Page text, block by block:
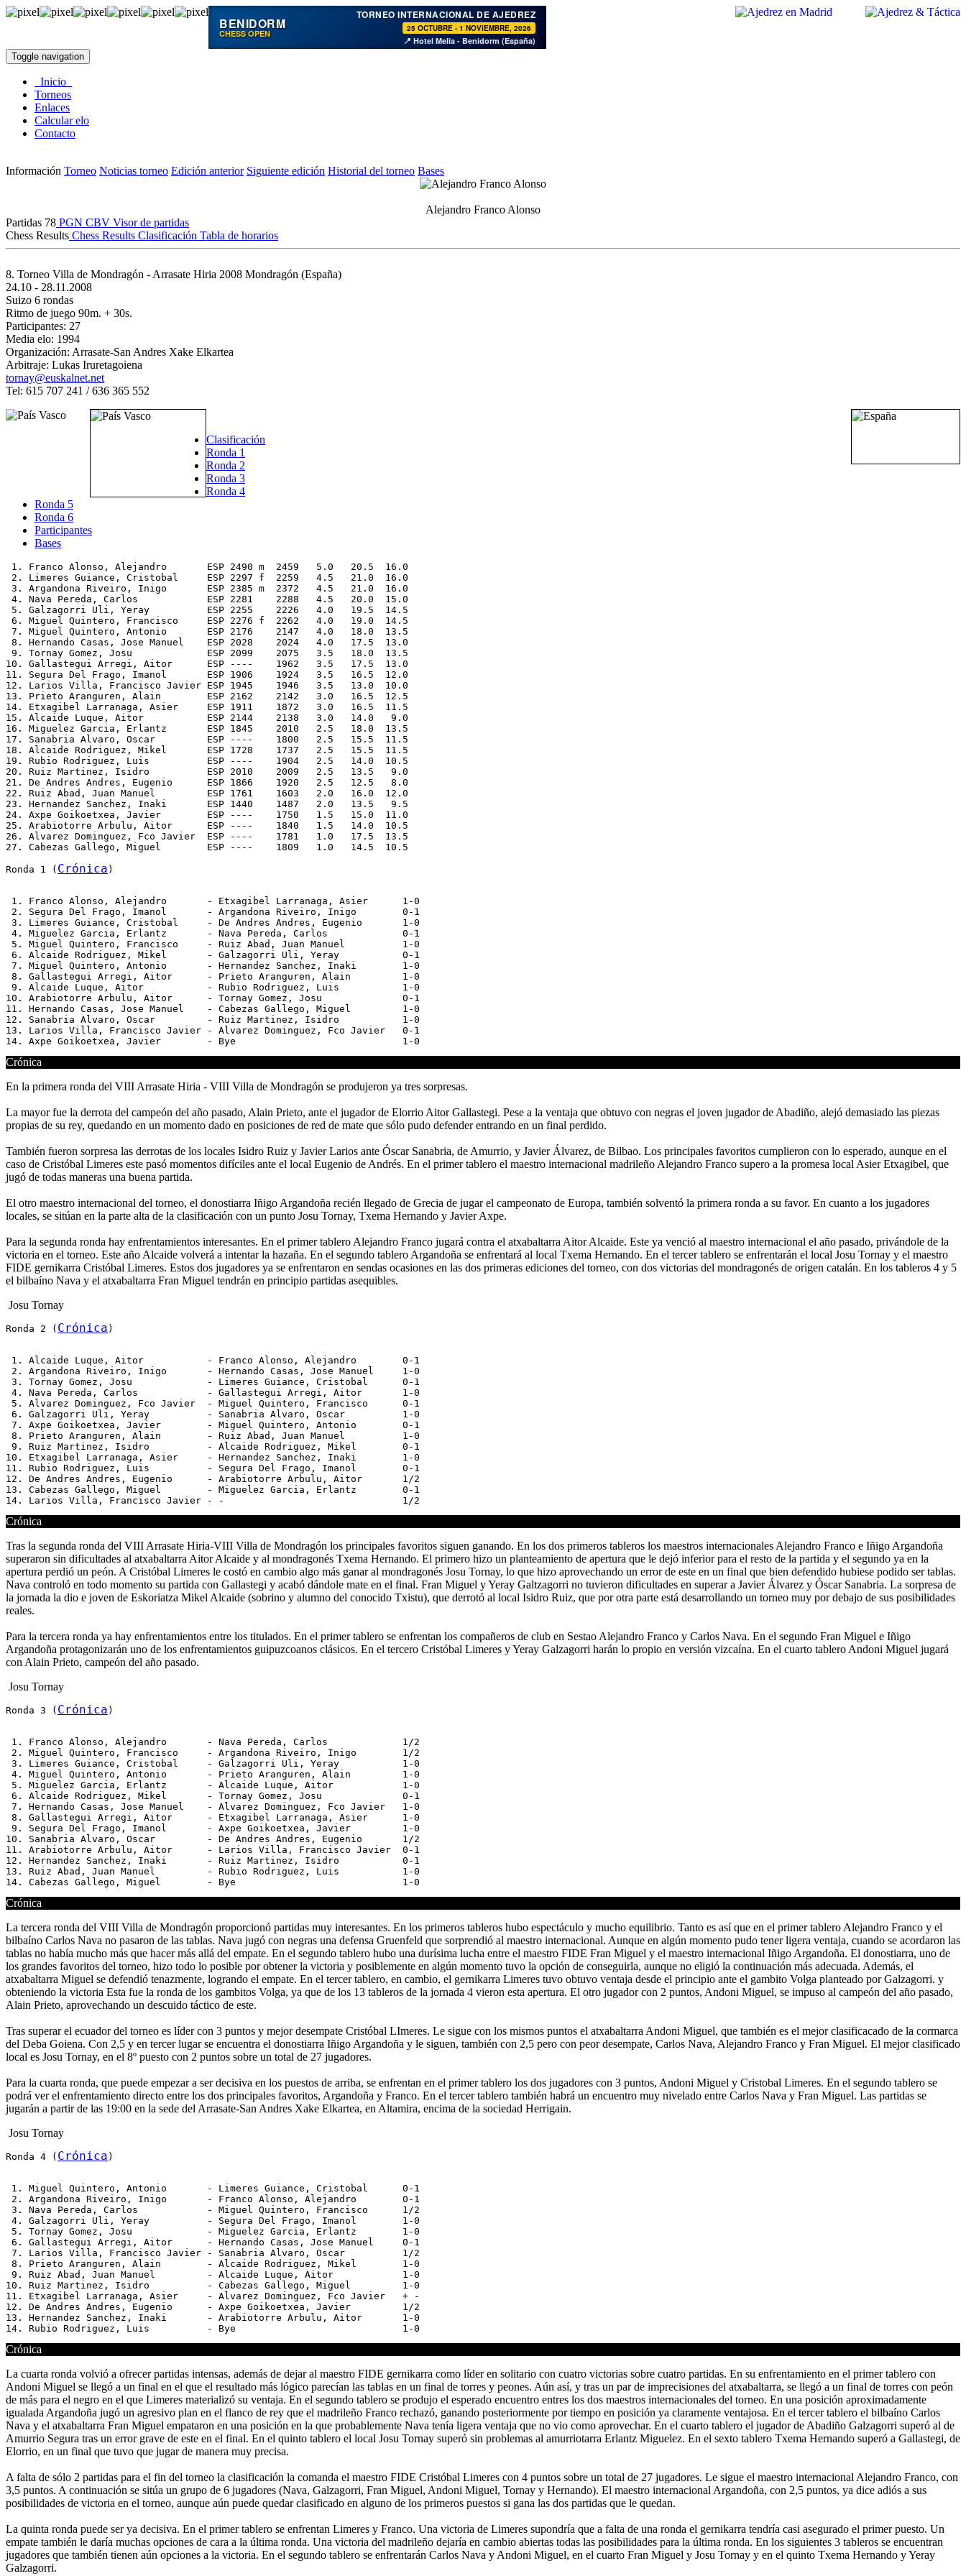
♞
BENIDORM
CHESS OPEN
TORNEO INTERNACIONAL DE AJEDREZ
25 OCTUBRE - 1 NOVIEMBRE, 2026
📍 Hotel Melia - Benidorm (España)
Toggle navigation
Inicio
Torneos
Enlaces
Calcular elo
Contacto
Información Torneo Noticias torneo Edición anterior Siguiente edición Historial del torneo Bases
Alejandro Franco Alonso
Partidas 78 PGN CBV Visor de partidas
Chess Results Chess Results Clasificación Tabla de horarios
8. Torneo Villa de Mondragón - Arrasate Hiria 2008 Mondragón (España)
24.10 - 28.11.2008
Suizo 6 rondas
Ritmo de juego 90m. + 30s.
Participantes: 27
Media elo: 1994
Organización: Arrasate-San Andres Xake Elkartea
Arbitraje: Lukas Iruretagoiena
tornay@euskalnet.net
Tel: 615 707 241 / 636 365 552
Clasificación
Ronda 1
Ronda 2
Ronda 3
Ronda 4
Ronda 5
Ronda 6
Participantes
Bases
1. Franco Alonso, Alejandro       ESP 2490 m  2459   5.0   20.5  16.0
2. Limeres Guiance, Cristobal     ESP 2297 f  2259   4.5   21.0  16.0
3. Argandona Riveiro, Inigo       ESP 2385 m  2372   4.5   21.0  16.0
4. Nava Pereda, Carlos            ESP 2281    2288   4.5   20.0  15.0
5. Galzagorri Uli, Yeray          ESP 2255    2226   4.0   19.5  14.5
6. Miguel Quintero, Francisco     ESP 2276 f  2262   4.0   19.0  14.5
7. Miguel Quintero, Antonio       ESP 2176    2147   4.0   18.0  13.5
8. Hernando Casas, Jose Manuel    ESP 2028    2024   4.0   17.5  13.0
9. Tornay Gomez, Josu             ESP 2099    2075   3.5   18.0  13.5
10. Gallastegui Arregi, Aitor      ESP ----    1962   3.5   17.5  13.0
11. Segura Del Frago, Imanol       ESP 1906    1924   3.5   16.5  12.0
12. Larios Villa, Francisco Javier ESP 1945    1946   3.5   13.0  10.0
13. Prieto Aranguren, Alain        ESP 2162    2142   3.0   16.5  12.5
14. Etxagibel Larranaga, Asier     ESP 1911    1872   3.0   16.5  11.5
15. Alcaide Luque, Aitor           ESP 2144    2138   3.0   14.0   9.0
16. Miguelez Garcia, Erlantz       ESP 1845    2010   2.5   18.0  13.5
17. Sanabria Alvaro, Oscar         ESP ----    1800   2.5   15.5  11.5
18. Alcaide Rodriguez, Mikel       ESP 1728    1737   2.5   15.5  11.5
19. Rubio Rodriguez, Luis          ESP ----    1904   2.5   14.0  10.5
20. Ruiz Martinez, Isidro          ESP 2010    2009   2.5   13.5   9.0
21. De Andres Andres, Eugenio      ESP 1866    1920   2.5   12.5   8.0
22. Ruiz Abad, Juan Manuel         ESP 1761    1603   2.0   16.0  12.0
23. Hernandez Sanchez, Inaki       ESP 1440    1487   2.0   13.5   9.5
24. Axpe Goikoetxea, Javier        ESP ----    1750   1.5   15.0  11.0
25. Arabiotorre Arbulu, Aitor      ESP ----    1840   1.5   14.0  10.5
26. Alvarez Dominguez, Fco Javier  ESP ----    1781   1.0   17.5  13.5
Ronda 1 ( Crónica )
1. Franco Alonso, Alejandro       - Etxagibel Larranaga, Asier      1-0
2. Segura Del Frago, Imanol       - Argandona Riveiro, Inigo        0-1
3. Limeres Guiance, Cristobal     - De Andres Andres, Eugenio       1-0
4. Miguelez Garcia, Erlantz       - Nava Pereda, Carlos             0-1
5. Miguel Quintero, Francisco     - Ruiz Abad, Juan Manuel          1-0
6. Alcaide Rodriguez, Mikel       - Galzagorri Uli, Yeray           0-1
7. Miguel Quintero, Antonio       - Hernandez Sanchez, Inaki        1-0
8. Gallastegui Arregi, Aitor      - Prieto Aranguren, Alain         1-0
9. Alcaide Luque, Aitor           - Rubio Rodriguez, Luis           1-0
10. Arabiotorre Arbulu, Aitor      - Tornay Gomez, Josu              0-1
11. Hernando Casas, Jose Manuel    - Cabezas Gallego, Miguel         1-0
12. Sanabria Alvaro, Oscar         - Ruiz Martinez, Isidro           1-0
13. Larios Villa, Francisco Javier - Alvarez Dominguez, Fco Javier   0-1
Crónica
En la primera ronda del VIII Arrasate Hiria - VIII Villa de Mondragón se produjeron ya tres sorpresas.
La mayor fue la derrota del campeón del año pasado, Alain Prieto, ante el jugador de Elorrio Aitor Gallastegi. Pese a la ventaja que obtuvo con negras el joven jugador de Abadiño, alejó demasiado las piezas
propias de su rey, quedando en un momento dado en posiciones de red de mate que sólo pudo defender entrando en un final perdido.
También fueron sorpresa las derrotas de los locales Isidro Ruiz y Javier Larios ante Óscar Sanabria, de Amurrio, y Javier Álvarez, de Bilbao. Los principales favoritos cumplieron con lo esperado, aunque en el
caso de Cristóbal Limeres este pasó momentos difíciles ante el local Eugenio de Andrés. En el primer tablero el maestro internacional madrileño Alejandro Franco supero a la promesa local Asier Etxagibel, que
jugó de todas maneras una buena partida.
El otro maestro internacional del torneo, el donostiarra Iñigo Argandoña recién llegado de Grecia de jugar el campeonato de Europa, también solventó la primera ronda a su favor. En cuanto a los jugadores
locales, se sitúan en la parte alta de la clasificación con un punto Josu Tornay, Txema Hernando y Javier Axpe.
Para la segunda ronda hay enfrentamientos interesantes. En el primer tablero Alejandro Franco jugará contra el atxabaltarra Aitor Alcaide. Este ya venció al maestro internacional el año pasado, privándole de la
victoria en el torneo. Este año Alcaide volverá a intentar la hazaña. En el segundo tablero Argandoña se enfrentará al local Txema Hernando. En el tercer tablero se enfrentarán el local Josu Tornay y el maestro
FIDE gernikarra Cristóbal Limeres. Estos dos jugadores ya se enfrentaron en sendas ocasiones en las dos primeras ediciones del torneo, con dos victorias del mondragonés de origen catalán. En los tableros 4 y 5
el bilbaíno Nava y el atxabaltarra Fran Miguel tendrán en principio partidas asequibles.
Josu Tornay
Ronda 2 ( Crónica )
1. Alcaide Luque, Aitor           - Franco Alonso, Alejandro        0-1
2. Argandona Riveiro, Inigo       - Hernando Casas, Jose Manuel     1-0
3. Tornay Gomez, Josu             - Limeres Guiance, Cristobal      0-1
4. Nava Pereda, Carlos            - Gallastegui Arregi, Aitor       1-0
5. Alvarez Dominguez, Fco Javier  - Miguel Quintero, Francisco      0-1
6. Galzagorri Uli, Yeray          - Sanabria Alvaro, Oscar          1-0
7. Axpe Goikoetxea, Javier        - Miguel Quintero, Antonio        0-1
8. Prieto Aranguren, Alain        - Ruiz Abad, Juan Manuel          1-0
9. Ruiz Martinez, Isidro          - Alcaide Rodriguez, Mikel        0-1
10. Etxagibel Larranaga, Asier     - Hernandez Sanchez, Inaki        1-0
11. Rubio Rodriguez, Luis          - Segura Del Frago, Imanol        0-1
12. De Andres Andres, Eugenio      - Arabiotorre Arbulu, Aitor       1/2
13. Cabezas Gallego, Miguel        - Miguelez Garcia, Erlantz        0-1
Crónica
Tras la segunda ronda del VIII Arrasate Hiria-VIII Villa de Mondragón los principales favoritos siguen ganando. En los dos primeros tableros los maestros internacionales Alejandro Franco e Iñigo Argandoña
superaron sin dificultades al atxabaltarra Aitor Alcaide y al mondragonés Txema Hernando. El primero hizo un planteamiento de apertura que le dejó inferior para el resto de la partida y el segundo ya en la
apertura perdió un peón. A Cristóbal Limeres le costó en cambio algo más ganar al mondragonés Josu Tornay, lo que hizo aprovechando un error de este en un final que bien defendido hubiese podido ser tablas.
Nava controló en todo momento su partida con Gallastegi y acabó dándole mate en el final. Fran Miguel y Yeray Galtzagorri no tuvieron dificultades en superar a Javier Álvarez y Óscar Sanabria. La sorpresa de
la jornada la dio e joven de Eskoriatza Mikel Alcaide (sobrino y alumno del conocido Txistu), que derrotó al local Isidro Ruiz, que por otra parte está desarrollando un torneo muy por debajo de sus posibilidades
reales.
Para la tercera ronda ya hay enfrentamientos entre los titulados. En el primer tablero se enfrentan los compañeros de club en Sestao Alejandro Franco y Carlos Nava. En el segundo Fran Miguel e Iñigo
Argandoña protagonizarán uno de los enfrentamientos guipuzcoanos clásicos. En el tercero Cristóbal Limeres y Yeray Galzagorri harán lo propio en versión vizcaína. En el cuarto tablero Andoni Miguel jugará
con Alain Prieto, campeón del año pasado.
Josu Tornay
Ronda 3 ( Crónica )
1. Franco Alonso, Alejandro       - Nava Pereda, Carlos             1/2
2. Miguel Quintero, Francisco     - Argandona Riveiro, Inigo        1/2
3. Limeres Guiance, Cristobal     - Galzagorri Uli, Yeray           1-0
4. Miguel Quintero, Antonio       - Prieto Aranguren, Alain         1-0
5. Miguelez Garcia, Erlantz       - Alcaide Luque, Aitor            1-0
6. Alcaide Rodriguez, Mikel       - Tornay Gomez, Josu              0-1
7. Hernando Casas, Jose Manuel    - Alvarez Dominguez, Fco Javier   1-0
8. Gallastegui Arregi, Aitor      - Etxagibel Larranaga, Asier      1-0
9. Segura Del Frago, Imanol       - Axpe Goikoetxea, Javier         1-0
10. Sanabria Alvaro, Oscar         - De Andres Andres, Eugenio       1/2
11. Arabiotorre Arbulu, Aitor      - Larios Villa, Francisco Javier  0-1
12. Hernandez Sanchez, Inaki       - Ruiz Martinez, Isidro           0-1
13. Ruiz Abad, Juan Manuel         - Rubio Rodriguez, Luis           1-0
Crónica
La tercera ronda del VIII Villa de Mondragón proporcionó partidas muy interesantes. En los primeros tableros hubo espectáculo y mucho equilibrio. Tanto es así que en el primer tablero Alejandro Franco y el
bilbaíno Carlos Nava no pasaron de las tablas. Nava jugó con negras una defensa Gruenfeld que sorprendió al maestro internacional. Aunque en algún momento pudo tener ligera ventaja, cuando se acordaron las
tablas no había mucho más que hacer más allá del empate. En el segundo tablero hubo una durísima lucha entre el maestro FIDE Fran Miguel y el maestro internacional Iñigo Argandoña. El donostiarra, uno de
los grandes favoritos del torneo, hizo todo lo posible por obtener la victoria y posiblemente en algún momento tuvo la opción de conseguirla, aunque no eligió la continuación más adecuada. Además, el
atxabaltarra Miguel se defendió tenazmente, logrando el empate. En el tercer tablero, en cambio, el gernikarra Limeres tuvo obtuvo ventaja desde el principio ante el gambito Volga planteado por Galzagorri. y
obteniendo la victoria Esta fue la ronda de los gambitos Volga, ya que de los 13 tableros de la jornada 4 vieron esta apertura. El otro jugador con 2 puntos, Andoni Miguel, se impuso al campeón del año pasado,
Alain Prieto, aprovechando un descuido táctico de este.
Tras superar el ecuador del torneo es líder con 3 puntos y mejor desempate Cristóbal LImeres. Le sigue con los mismos puntos el atxabaltarra Andoni Miguel, que también es el mejor clasificacado de la cormarca
del Deba Goiena. Con 2,5 y en tercer lugar se encuentra el donostiarra Iñigo Argandoña y le siguen, también con 2,5 pero con peor desempate, Carlos Nava, Alejandro Franco y Fran Miguel. El mejor clasificado
local es Josu Tornay, en el 8º puesto con 2 puntos sobre un total de 27 jugadores.
Para la cuarta ronda, que puede empezar a ser decisiva en los puestos de arriba, se enfrentan en el primer tablero los dos jugadores con 3 puntos, Andoni Miguel y Cristobal Limeres. En el segundo tablero se
podrá ver el enfrentamiento directo entre los dos principales favoritos, Argandoña y Franco. En el tercer tablero también habrá un encuentro muy nivelado entre Carlos Nava y Fran Miguel. Las partidas se
jugarán a partir de las 19:00 en la sede del Arrasate-San Andres Xake Elkartea, en Altamira, encima de la sociedad Herrigain.
Josu Tornay
Ronda 4 ( Crónica )
1. Miguel Quintero, Antonio       - Limeres Guiance, Cristobal      0-1
2. Argandona Riveiro, Inigo       - Franco Alonso, Alejandro        0-1
3. Nava Pereda, Carlos            - Miguel Quintero, Francisco      1/2
4. Galzagorri Uli, Yeray          - Segura Del Frago, Imanol        1-0
5. Tornay Gomez, Josu             - Miguelez Garcia, Erlantz        1-0
6. Gallastegui Arregi, Aitor      - Hernando Casas, Jose Manuel     0-1
7. Larios Villa, Francisco Javier - Sanabria Alvaro, Oscar          1/2
8. Prieto Aranguren, Alain        - Alcaide Rodriguez, Mikel        1-0
9. Ruiz Abad, Juan Manuel         - Alcaide Luque, Aitor            1-0
10. Ruiz Martinez, Isidro          - Cabezas Gallego, Miguel         1-0
11. Etxagibel Larranaga, Asier     - Alvarez Dominguez, Fco Javier   + -
12. De Andres Andres, Eugenio      - Axpe Goikoetxea, Javier         1/2
13. Hernandez Sanchez, Inaki       - Arabiotorre Arbulu, Aitor       1-0
Crónica
La cuarta ronda volvió a ofrecer partidas intensas, además de dejar al maestro FIDE gernikarra como líder en solitario con cuatro victorias sobre cuatro partidas. En su enfrentamiento en el primer tablero con
Andoni Miguel se llegó a un final en el que el resultado más lógico parecían las tablas en un final de torres y peones. Aún así, y tras un par de imprecisiones del atxabaltarra, se llegó a un final de torres con peón
de más para el negro en el que Limeres materializó su ventaja. En el segundo tablero se produjo el esperado encuentro entres los dos maestros internacionales del torneo. En una posición aproximadamente
igualada Argandoña jugó un agresivo plan en el flanco de rey que el madrileño Franco rechazó, ganando posteriormente por tiempo en posición ya claramente ventajosa. En el tercer tablero el bilbaíno Carlos
Nava y el atxabaltarra Fran Miguel empataron en una posición en la que probablemente Nava tenía ligera ventaja que no vio como aprovechar. En el cuarto tablero el jugador de Abadiño Galzagorri superó al de
Amurrio Segura tras un error grave de este en el final. En el quinto tablero el local Josu Tornay superó sin problemas al amurriotarra Erlantz Miguelez. En el sexto tablero Txema Hernando superó a Gallastegi, de
Elorrio, en un final que tuvo que jugar de manera muy precisa.
A falta de sólo 2 partidas para el fin del torneo la clasificación la comanda el maestro FIDE Cristóbal Limeres con 4 puntos sobre un total de 27 jugadores. Le sigue el maestro internacional Alejandro Franco, con
3,5 puntos. A continuación se sitúa un grupo de 6 jugadores (Nava, Galzagorri, Fran Miguel, Andoni Miguel, Tornay y Hernando). El maestro internacional Argandoña, con 2,5 puntos, ya dice adiós a sus
posibilidades de victoria en el torneo, aunque aún puede quedar clasificado en alguno de los primeros puestos si gana las dos partidas que le quedan.
La quinta ronda puede ser ya decisiva. En el primer tablero se enfrentan Limeres y Franco. Una victoria de Limeres supondría que a falta de una ronda el gernikarra tendría casi asegurado el primer puesto. Un
empate también le daría muchas opciones de cara a la última ronda. Una victoria del madrileño dejaría en cambio abiertas todas las posibilidades para la última ronda. En los siguientes 3 tableros se encuentran
jugadores que también tienen aún opciones a la victoria. En el segundo tablero se enfrentarán Carlos Nava y Andoni Miguel, en el cuarto Fran Miguel y Josu Tornay y en el quinto Txema Hernando y Yeray
Galzagorri.